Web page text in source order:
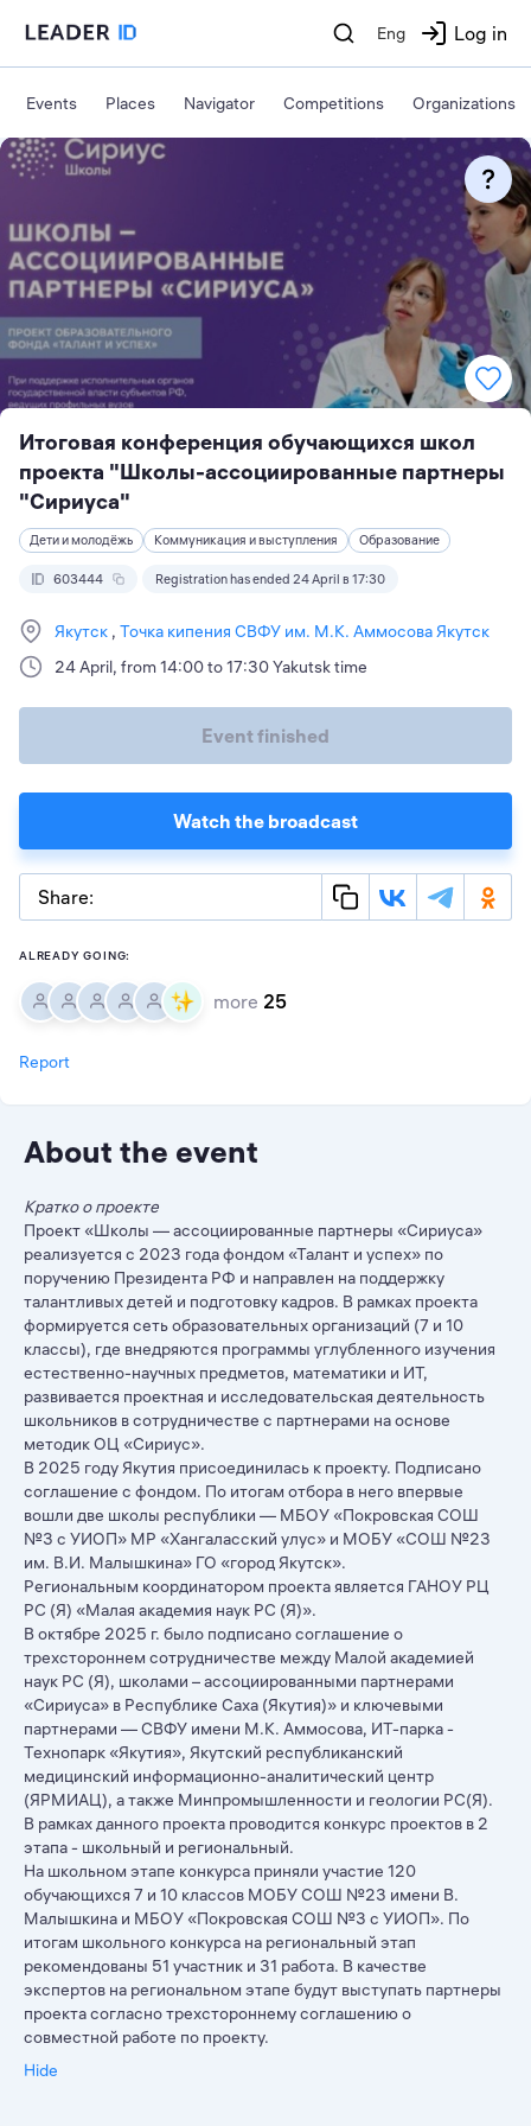
Eng Log in
Events Places Navigator Competitions Organizations
Итоговая конференция обучающихся школ
проекта "Школы-ассоциированные партнеры
"Сириуса"
Дети и молодёжь Коммуникация и выступления Образование
603444 Registration has ended 24 April в 17:30
Якутск Точка кипения СВФУ им. М.К. Аммосова Якутск
24 April, from 14:00 to 17:30 Yakutsk time
Event finished
Watch the broadcast
Share:
ALREADY GOING:
more 25
Report
About the event
Кратко о проекте
Проект «Школы — ассоциированные партнеры «Сириуса»
реализуется с 2023 года фондом «Талант и успех» по
поручению Президента РФ и направлен на поддержку
талантливых детей и подготовку кадров. В рамках проекта
формируется сеть образовательных организаций (7 и 10
классы), где внедряются программы углубленного изучения
естественно-научных предметов, математики и ИТ,
развивается проектная и исследовательская деятельность
школьников в сотрудничестве с партнерами на основе
методик ОЦ «Сириус».
В 2025 году Якутия присоединилась к проекту. Подписано
соглашение с фондом. По итогам отбора в него впервые
вошли две школы республики — МБОУ «Покровская СОШ
№3 с УИОП» МР «Хангаласский улус» и МОБУ «СОШ №23
им. В.И. Малышкина» ГО «город Якутск».
Региональным координатором проекта является ГАНОУ РЦ
РС (Я) «Малая академия наук РС (Я)».
В октябре 2025 г. было подписано соглашение о
трехстороннем сотрудничестве между Малой академией
наук РС (Я), школами – ассоциированными партнерами
«Сириуса» в Республике Саха (Якутия)» и ключевыми
партнерами — СВФУ имени М.К. Аммосова, ИТ-парка -
Технопарк «Якутия», Якутский республиканский
медицинский информационно-аналитический центр
(ЯРМИАЦ), а также Минпромышленности и геологии РС(Я).
В рамках данного проекта проводится конкурс проектов в 2
этапа - школьный и региональный.
На школьном этапе конкурса приняли участие 120
обучающихся 7 и 10 классов МОБУ СОШ №23 имени В.
Малышкина и МБОУ «Покровская СОШ №3 с УИОП». По
итогам школьного конкурса на региональный этап
рекомендованы 51 участник и 31 работа. В качестве
экспертов на региональном этапе будут выступать партнеры
проекта согласно трехстороннему соглашению о
совместной работе по проекту.
Hide